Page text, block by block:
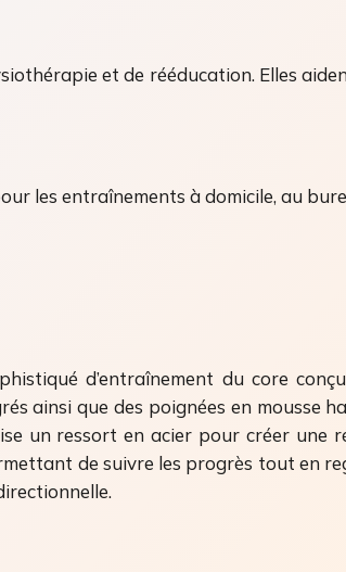
et de rééducation. Elles
les entraînements à domicile, au
d’entraînement du core
ainsi que des poignées en mousse
un ressort en acier pour créer
de suivre les progrès tout en